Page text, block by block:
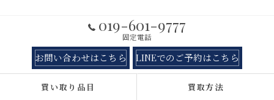
019-601-9777
固定電話
お問い合わせはこちら LINEでのご予約はこちら
買い取り品目 買取方法